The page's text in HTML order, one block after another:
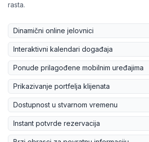
rasta.
Dinamični online jelovnici
Interaktivni kalendari događaja
Ponude prilagođene mobilnim uređajima
Prikazivanje portfelja klijenata
Dostupnost u stvarnom vremenu
Instant potvrde rezervacija